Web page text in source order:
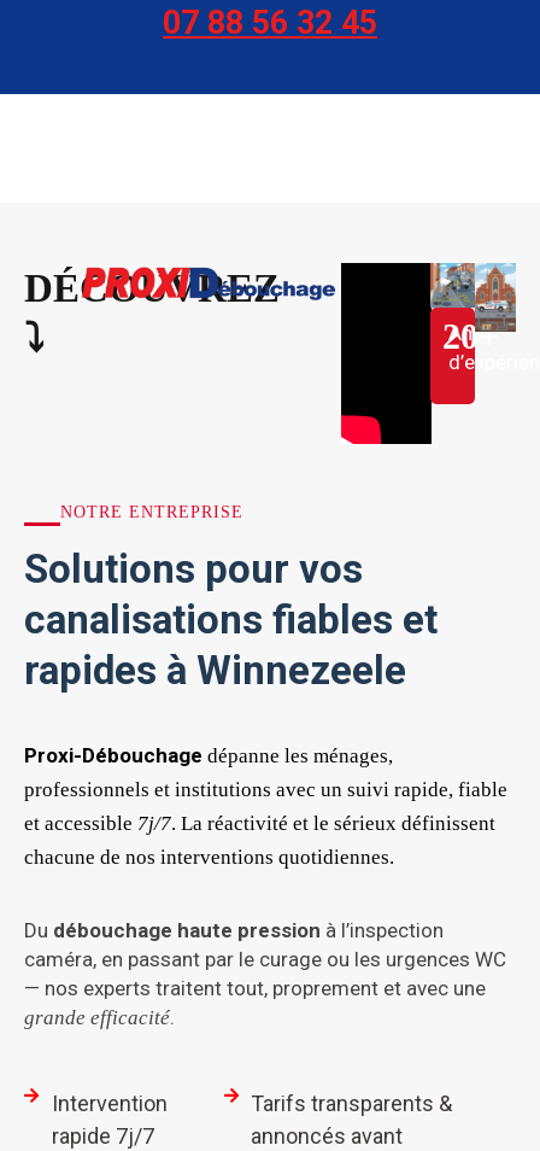
07 88 56 32 45
DÉCOUVREZ
⤵︎
20+
Ans
NOTRE ENTREPRISE
Solutions pour vos
canalisations fiables et
rapides à Winnezeele
Proxi-Débouchage dépanne les ménages,
professionnels et institutions avec un suivi rapide, fiable
et accessible 7j/7. La réactivité et le sérieux définissent
chacune de nos interventions quotidiennes.
Du débouchage haute pression à l’inspection
caméra, en passant par le curage ou les urgences WC
— nos experts traitent tout, proprement et avec une
grande efficacité.
Intervention
rapide 7j/7
Tarifs transparents &
annoncés avant